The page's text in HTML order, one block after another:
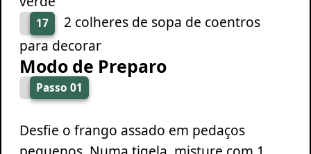
17
2 colheres de sopa de coentros
para decorar
Modo de Preparo
Passo 01
Desfie o frango assado em pedaços